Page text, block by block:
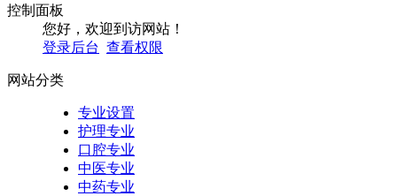
控制面板
您好，欢迎到访网站！
登录后台 查看权限
网站分类
专业设置
护理专业
口腔专业
中医专业
中药专业